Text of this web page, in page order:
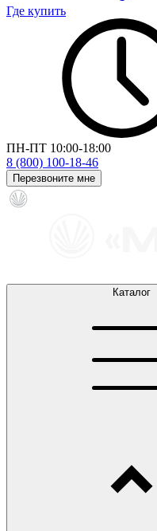
Где купить
ПН-ПТ 10:00-18:00
8 (800) 100-18-46
Перезвоните мне
Каталог